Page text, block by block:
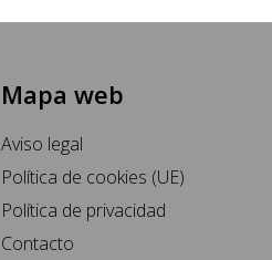
Mapa web
Aviso legal
Política de cookies (UE)
Política de privacidad
Contacto